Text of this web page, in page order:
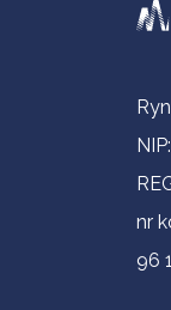
nr
96